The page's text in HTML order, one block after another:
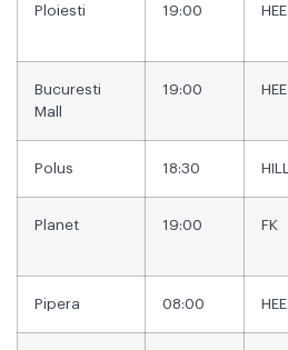
Ploiesti 19:00 HEE
Bucuresti
Mall
19:00 HEE
Polus 18:30 HILL
Planet 19:00 FK
Pipera 08:00 HEE